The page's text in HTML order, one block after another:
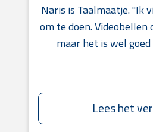
Naris is Taalmaatje. "Ik
om te doen. Videobellen
maar het is wel
Lees het